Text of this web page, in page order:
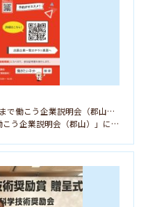
【令和8年1月15日（木）】「ふくしまで働こう企業説明会（郡山）」に参加します！！
1月15日（木）開催の「ふくしまで働こう企業説明会（郡山）」に参加します。 「人事担当者と直接お話が […]